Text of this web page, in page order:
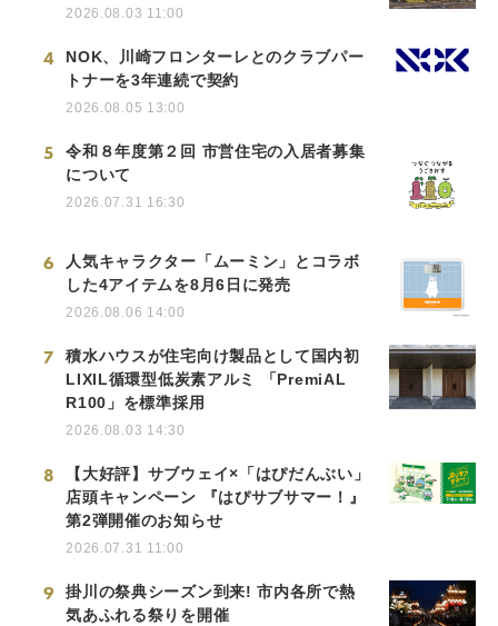
2026.08.03 11:00
4
NOK、川崎フロンターレとのクラブパー
トナーを3年連続で契約
2026.08.05 13:00
5
令和８年度第２回 市営住宅の入居者募集
について
2026.07.31 16:30
6
人気キャラクター「ムーミン」とコラボ
した4アイテムを8月6日に発売
2026.08.06 14:00
7
積水ハウスが住宅向け製品として国内初
LIXIL循環型低炭素アルミ 「PremiAL
R100」を標準採用
2026.08.03 14:30
8
【大好評】サブウェイ×「はぴだんぶい」
店頭キャンペーン 『はぴサブサマー！』
第2弾開催のお知らせ
2026.07.31 11:00
9
掛川の祭典シーズン到来! 市内各所で熱
気あふれる祭りを開催